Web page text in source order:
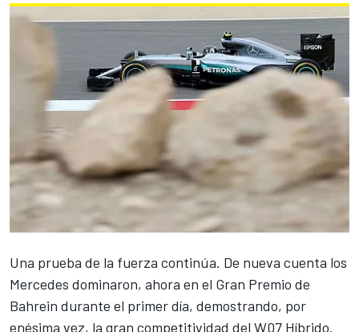
Una prueba de la fuerza continúa. De nueva cuenta los
Mercedes dominaron, ahora en el Gran Premio de
Bahrein durante el primer día, demostrando, por
enésima vez, la gran competitividad del W07 Híbrido.